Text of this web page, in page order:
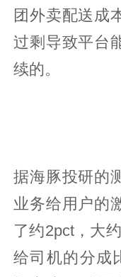
团外卖配送成
过剩导致平台
续的。
据海豚投研的
业务给用户的
了约2pct，大
给司机的分成